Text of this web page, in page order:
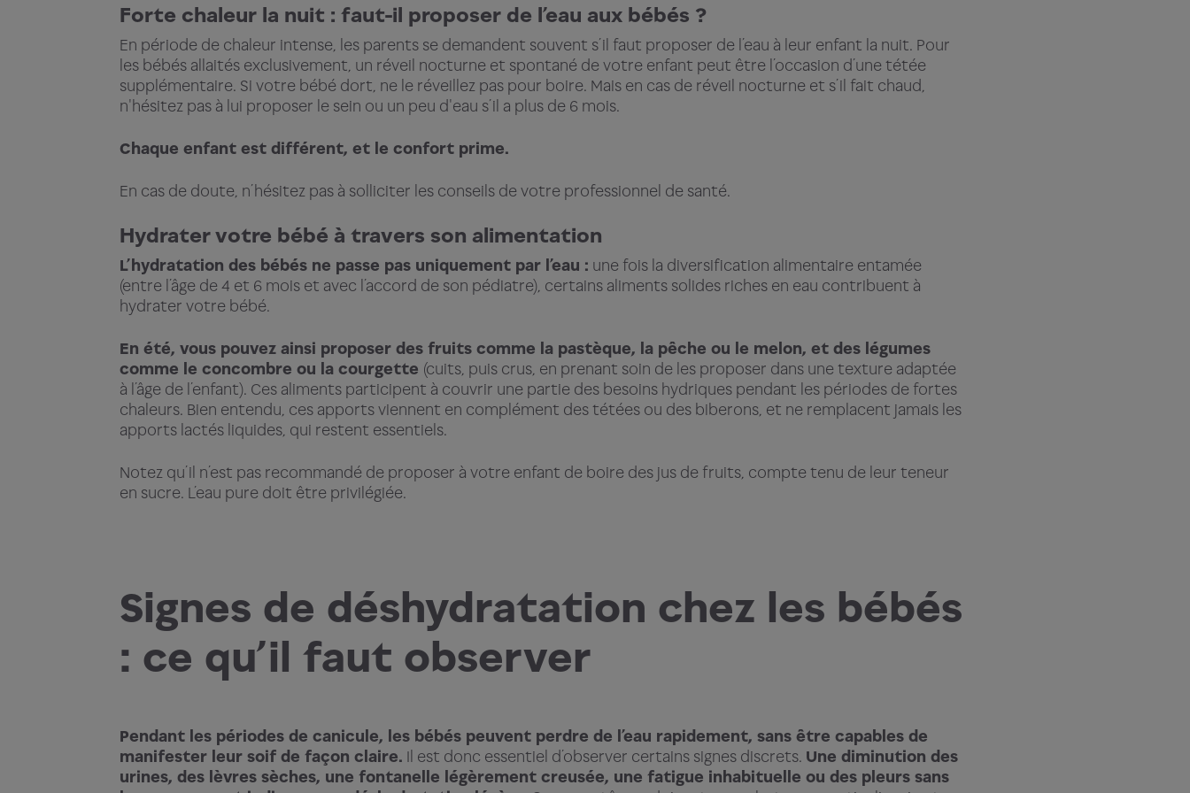
Forte chaleur la nuit : faut-il proposer de l’eau aux bébés ?
En période de chaleur intense, les parents se demandent souvent s’il faut proposer de l’eau à leur enfant la nuit. Pour
les bébés allaités exclusivement, un réveil nocturne et spontané de votre enfant peut être l’occasion d’une tétée
supplémentaire. Si votre bébé dort, ne le réveillez pas pour boire. Mais en cas de réveil nocturne et s’il fait chaud,
n'hésitez pas à lui proposer le sein ou un peu d'eau s’il a plus de 6 mois.
Chaque enfant est différent, et le confort prime.
En cas de doute, n’hésitez pas à solliciter les conseils de votre professionnel de santé.
Hydrater votre bébé à travers son alimentation
L’hydratation des bébés ne passe pas uniquement par l’eau : une fois la diversification alimentaire entamée
(entre l’âge de 4 et 6 mois et avec l’accord de son pédiatre), certains aliments solides riches en eau contribuent à
hydrater votre bébé.
En été, vous pouvez ainsi proposer des fruits comme la pastèque, la pêche ou le melon, et des légumes
comme le concombre ou la courgette (cuits, puis crus, en prenant soin de les proposer dans une texture adaptée
à l’âge de l’enfant). Ces aliments participent à couvrir une partie des besoins hydriques pendant les périodes de fortes
chaleurs. Bien entendu, ces apports viennent en complément des tétées ou des biberons, et ne remplacent jamais les
apports lactés liquides, qui restent essentiels.
Notez qu’il n’est pas recommandé de proposer à votre enfant de boire des jus de fruits, compte tenu de leur teneur
en sucre. L’eau pure doit être privilégiée.
Signes de déshydratation chez les bébés
: ce qu’il faut observer
Pendant les périodes de canicule, les bébés peuvent perdre de l’eau rapidement, sans être capables de
manifester leur soif de façon claire. Il est donc essentiel d’observer certains signes discrets. Une diminution des
urines, des lèvres sèches, une fontanelle légèrement creusée, une fatigue inhabituelle ou des pleurs sans